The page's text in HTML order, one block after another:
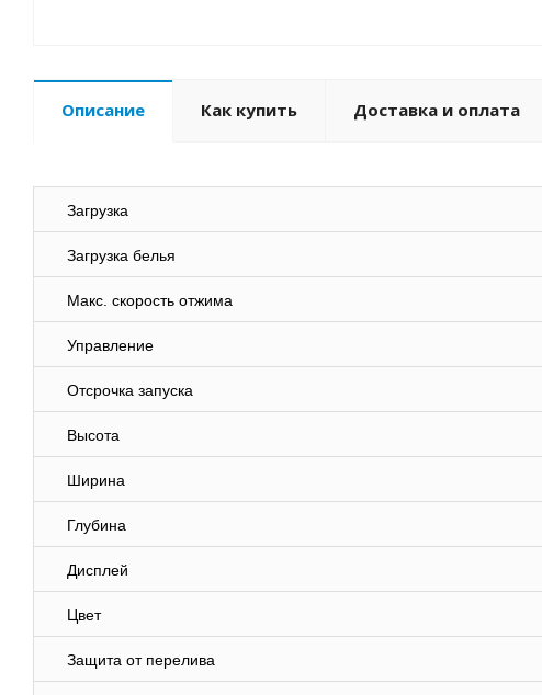
Описание Как купить Доставка и оплата
Загрузка
Загрузка белья
Макс. скорость отжима
Управление
Отсрочка запуска
Высота
Ширина
Глубина
Дисплей
Цвет
Защита от перелива